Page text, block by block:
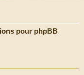
pour phpBB